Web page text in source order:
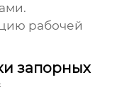
рабочей
запорных